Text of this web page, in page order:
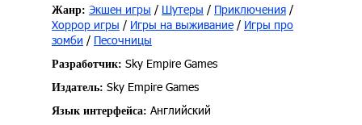
Жанр: Экшен игры / Шутеры / Приключения /
Хоррор игры / Игры на выживание / Игры про
зомби / Песочницы
Разработчик: Sky Empire Games
Издатель: Sky Empire Games
Язык интерфейса: Английский